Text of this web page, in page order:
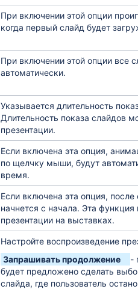
При включении этой опции
когда первый слайд будет
При включении этой опции все
автоматически.
Указывается длительность
Длительность показа слайдов
презентации.
Если включена эта опция,
по щелчку мыши, будут
время.
Если включена эта опция,
начнется с начала. Эта
презентации на выставках.
Настройте воспроизведение
Запрашивать продолжение
-
будет предложено сделать
слайда, где пользователь